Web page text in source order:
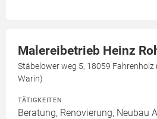
Malereibetrieb Heinz
Stäbelower weg 5, 18059 Fahrenholz
Warin)
TÄTIGKEITEN
Beratung, Renovierung, Neubau